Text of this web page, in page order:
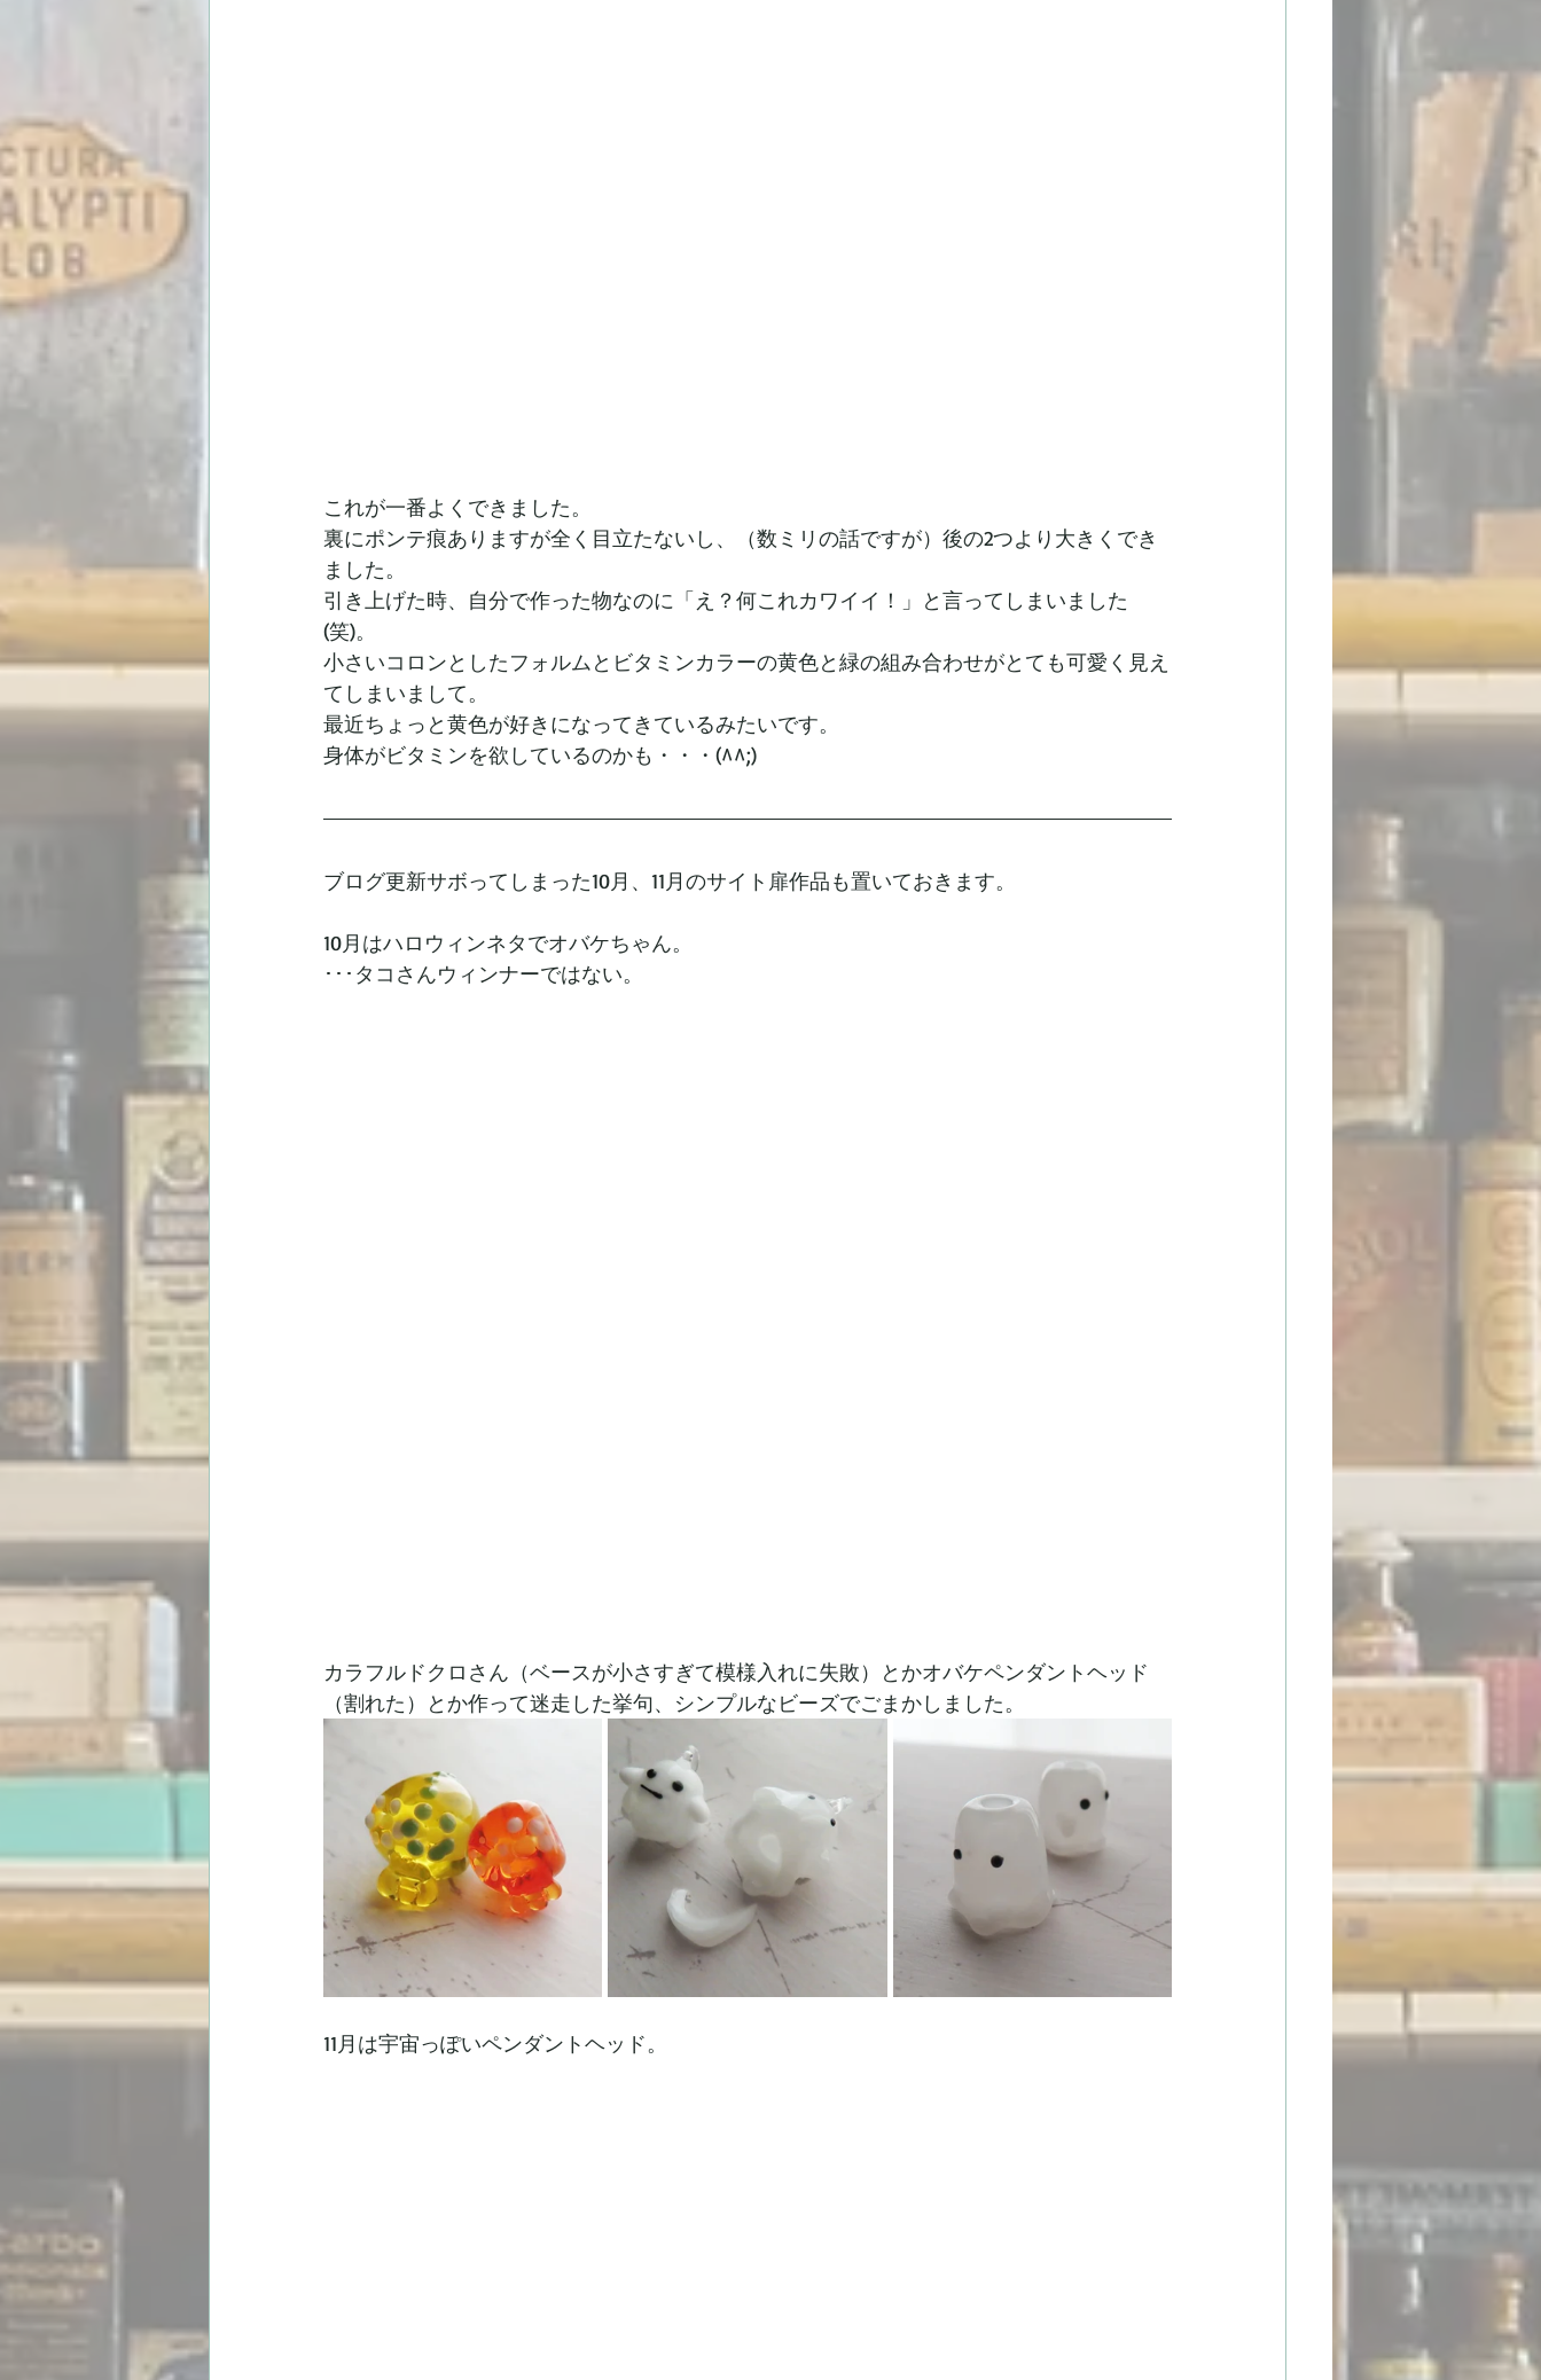
これが一番よくできました。
裏にポンテ痕ありますが全く目立たないし、（数ミリの話ですが）後の2つより大きくでき
ました。
引き上げた時、自分で作った物なのに「え？何これカワイイ！」と言ってしまいました
(笑)。
小さいコロンとしたフォルムとビタミンカラーの黄色と緑の組み合わせがとても可愛く見え
てしまいまして。
最近ちょっと黄色が好きになってきているみたいです。
身体がビタミンを欲しているのかも・・・(^^;)
ブログ更新サボってしまった10月、11月のサイト扉作品も置いておきます。
10月はハロウィンネタでオバケちゃん。
･･･タコさんウィンナーではない。
カラフルドクロさん（ベースが小さすぎて模様入れに失敗）とかオバケペンダントヘッド
（割れた）とか作って迷走した挙句、シンプルなビーズでごまかしました。
11月は宇宙っぽいペンダントヘッド。